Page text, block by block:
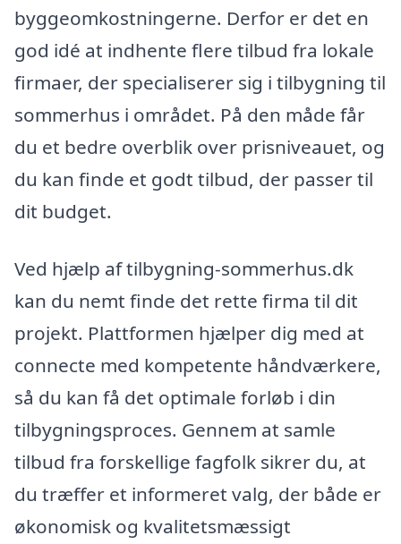
byggeomkostningerne. Derfor er det en
god idé at indhente flere tilbud fra lokale
firmaer, der specialiserer sig i tilbygning til
sommerhus i området. På den måde får
du et bedre overblik over prisniveauet, og
du kan finde et godt tilbud, der passer til
dit budget.
Ved hjælp af tilbygning-sommerhus.dk
kan du nemt finde det rette firma til dit
projekt. Plattformen hjælper dig med at
connecte med kompetente håndværkere,
så du kan få det optimale forløb i din
tilbygningsproces. Gennem at samle
tilbud fra forskellige fagfolk sikrer du, at
du træffer et informeret valg, der både er
økonomisk og kvalitetsmæssigt